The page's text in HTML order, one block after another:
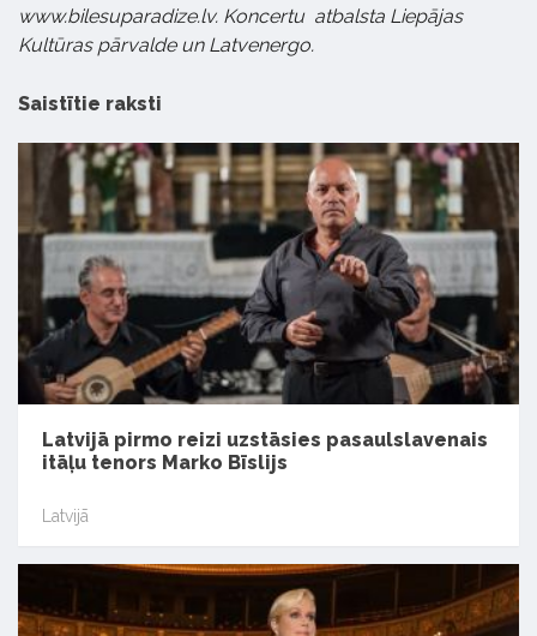
www.bilesuparadize.lv. Koncertu atbalsta Liepājas
Kultūras pārvalde un Latvenergo.
Saistītie raksti
Latvijā pirmo reizi uzstāsies pasaulslavenais
itāļu tenors Marko Bīslijs
Latvijā